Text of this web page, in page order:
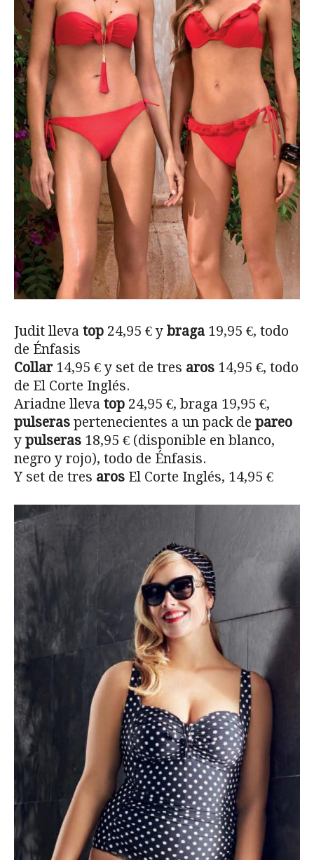
Judit lleva top 24,95 € y braga 19,95 €, todo
de Énfasis
Collar14,95 € y set de tres aros 14,95 €, todo
de El Corte Inglés.
Ariadne lleva top 24,95 €, braga 19,95 €,
pulseras pertenecientes a un pack de pareo
y pulseras 18,95 € (disponible en blanco,
negro y rojo), todo de Énfasis.
Y set de tres aros El Corte Inglés, 14,95 €